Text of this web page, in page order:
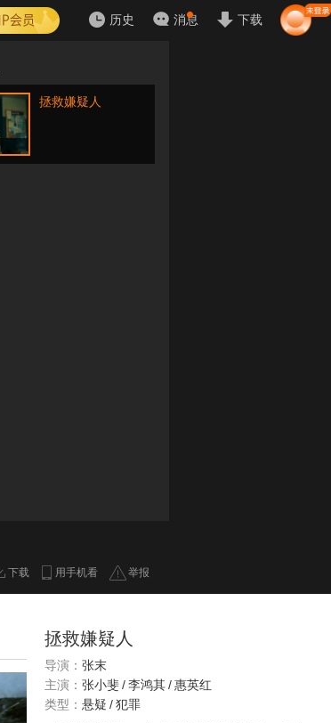
历史 消息 下载
拯救嫌疑人
下载 用手机看 举报
拯救嫌疑人
导演： 张末
主演： 张小斐/李鸿其/惠英红
类型： 悬疑 /犯罪